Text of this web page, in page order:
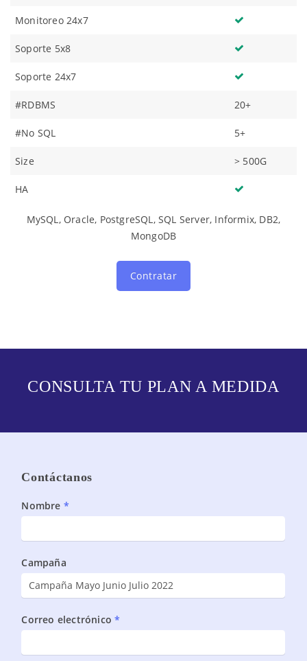
Monitoreo 24x7
Soporte 5x8
Soporte 24x7
#RDBMS 20+
#No SQL 5+
Size > 500G
HA
MySQL, Oracle, PostgreSQL, SQL Server, Informix, DB2,
MongoDB
Contratar
CONSULTA TU PLAN A MEDIDA
Contáctanos
Landing
DBA
Nombre *
Campaña
Correo electrónico*